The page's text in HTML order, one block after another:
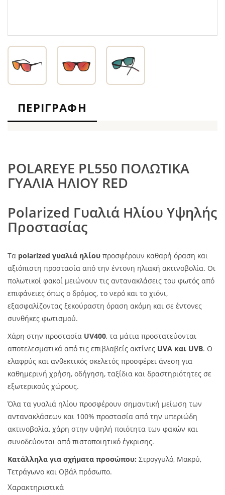
ΠΕΡΙΓΡΑΦΉ
POLAREYE PL550 ΠΟΛΩΤΙΚΑ
ΓΥΑΛΙΑ ΗΛΙΟΥ RED
Polarized Γυαλιά Ηλίου Υψηλής
Προστασίας
Τα polarized γυαλιά ηλίου προσφέρουν καθαρή όραση και
αξιόπιστη προστασία από την έντονη ηλιακή ακτινοβολία. Οι
πολωτικοί φακοί μειώνουν τις αντανακλάσεις του φωτός από
επιφάνειες όπως ο δρόμος, το νερό και το χιόνι,
εξασφαλίζοντας ξεκούραστη όραση ακόμη και σε έντονες
συνθήκες φωτισμού.
Χάρη στην προστασία UV400, τα μάτια προστατεύονται
αποτελεσματικά από τις επιβλαβείς ακτίνες UVA και UVB. Ο
ελαφρύς και ανθεκτικός σκελετός προσφέρει άνεση για
καθημερινή χρήση, οδήγηση, ταξίδια και δραστηριότητες σε
εξωτερικούς χώρους.
Όλα τα γυαλιά ηλίου προσφέρουν σημαντική μείωση των
αντανακλάσεων και 100% προστασία από την υπεριώδη
ακτινοβολία, χάρη στην υψηλή ποιότητα των φακών και
συνοδεύονται από πιστοποιητικό έγκρισης.
Κατάλληλα για σχήματα προσώπου: Στρογγυλό, Μακρύ,
Τετράγωνο και Οβάλ πρόσωπο.
Χαρακτηριστικά